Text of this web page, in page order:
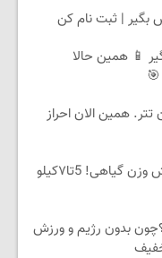
📱 همین حالا
آبان تتر. همین الان احراز
موثرترین روش کاهش وزن گیاهی! 5تا۷کیلو
بدون رژیم و ورزش